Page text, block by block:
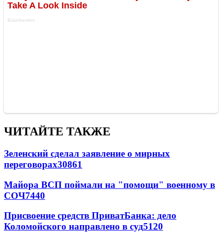
ЧИТАЙТЕ ТАКЖЕ
Зеленский сделал заявление о мирных
переговорах30861
Майора ВСП поймали на "помощи" военному в
СОЧ7440
Присвоение средств ПриватБанка: дело
Коломойского направлено в суд5120